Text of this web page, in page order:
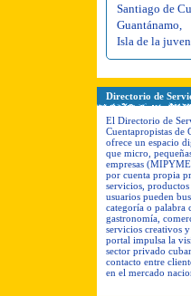
Santiago de
Guantánamo
Isla de la
Directorio de
El Directorio de
Cuentapropistas de
ofrece un espacio
que micro,
empresas
por cuenta propia
servicios,
usuarios pueden
categoría o palabra
gastronomía,
servicios creativos
portal impulsa la
sector privado
contacto entre
en el mercado